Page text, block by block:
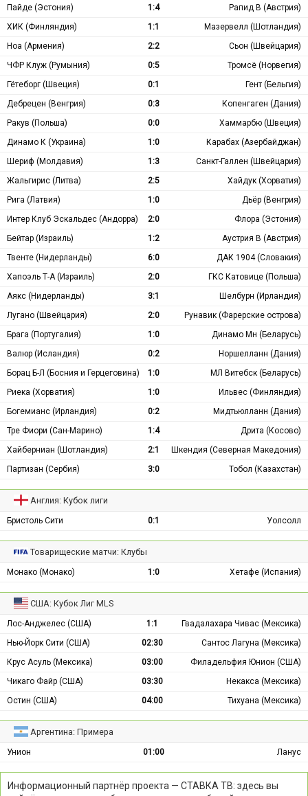
Пайде (Эстония)
1:4
Рапид В (Австрия)
ХИК (Финляндия)
1:1
Мазервелл (Шотландия)
Ноа (Армения)
2:2
Сьон (Швейцария)
ЧФР Клуж (Румыния)
0:5
Тромсё (Норвегия)
Гётеборг (Швеция)
0:1
Гент (Бельгия)
Дебрецен (Венгрия)
0:3
Копенгаген (Дания)
Ракув (Польша)
0:0
Хаммарбю (Швеция)
Динамо К (Украина)
1:0
Карабах (Азербайджан)
Шериф (Молдавия)
1:3
Санкт-Галлен (Швейцария)
Жальгирис (Литва)
2:5
Хайдук (Хорватия)
Рига (Латвия)
1:0
Дьёр (Венгрия)
Интер Клуб Эскальдес (Андорра)
2:0
Флора (Эстония)
Бейтар (Израиль)
1:2
Аустрия В (Австрия)
Твенте (Нидерланды)
6:0
ДАК 1904 (Словакия)
Хапоэль Т-А (Израиль)
2:0
ГКС Катовице (Польша)
Аякс (Нидерланды)
3:1
Шелбурн (Ирландия)
Лугано (Швейцария)
2:0
Рунавик (Фарерские острова)
Брага (Португалия)
1:0
Динамо Мн (Беларусь)
Валюр (Исландия)
0:2
Норшелланн (Дания)
Борац Б-Л (Босния и Герцеговина)
1:0
МЛ Витебск (Беларусь)
Риека (Хорватия)
1:0
Ильвес (Финляндия)
Богемианс (Ирландия)
0:2
Мидтьюлланн (Дания)
Тре Фиори (Сан-Марино)
1:4
Дрита (Косово)
Хайберниан (Шотландия)
2:1
Шкендия (Северная Македония)
Партизан (Сербия)
3:0 Тобол (Казахстан)
Англия: Кубок лиги
Бристоль Сити 0:1 Уолсолл
Товарищеские матчи: Клубы
Монако (Монако) 1:0 Хетафе (Испания)
США: Кубок Лиг MLS
Лос-Анджелес (США) 1:1
Гвадалахара Чивас (Мексика)
Нью-Йорк Сити (США)
02:30
Сантос Лагуна (Мексика)
Крус Асуль (Мексика)
03:00
Филадельфия Юнион (США)
Чикаго Файр (США)
03:30
Некакса (Мексика)
Остин (США)
04:00 Тихуана (Мексика)
Аргентина: Примера
Унион 01:00 Ланус
Информационный партнёр проекта — СТАВКА ТВ: здесь вы